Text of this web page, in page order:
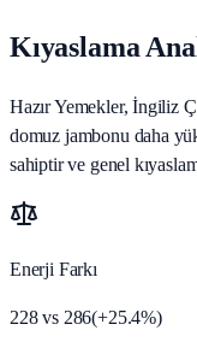
Kıyaslama
Hazır Yemekler, İngiliz
domuz jambonu daha
sahiptir ve genel
Enerji Farkı
228vs 286(+25.4%)